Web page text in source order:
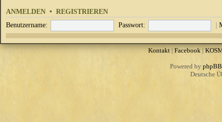
ANMELDEN • REGISTRIEREN
Benutzername: Passwort: |
Kontakt| Facebook|
Powered by phpBB
Deutsche